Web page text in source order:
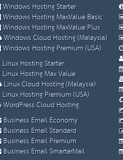
Windows Hosting Starter
Windows Hosting MaxValue Basic
Windows Hosting MaxValue Plus
Windows Cloud Hosting (Malaysia)
Windows Hosting Premium (USA)
Linux Hosting Starter
Linux Hosting Max Value
Linux Cloud Hosting (Malaysia)
Linux Hosting Premium (USA)
WordPress Cloud Hosting
Business Email Economy
Business Email Standard
Business Email Premium
Business Email SmarterMail